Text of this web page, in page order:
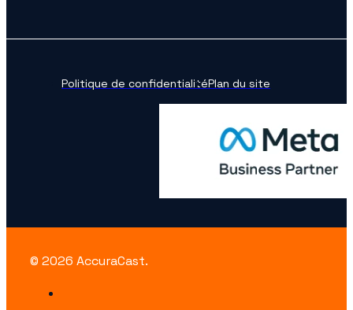
Politique de confidentialitéPlan du site
© 2026 AccuraCast.